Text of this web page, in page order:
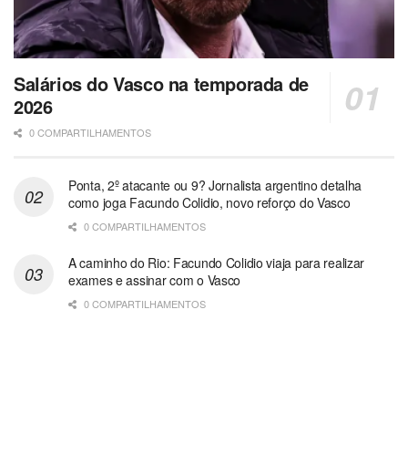
Salários do Vasco na temporada de
2026
0 COMPARTILHAMENTOS
Ponta, 2º atacante ou 9? Jornalista argentino detalha
como joga Facundo Colidio, novo reforço do Vasco
0 COMPARTILHAMENTOS
A caminho do Rio: Facundo Colidio viaja para realizar
exames e assinar com o Vasco
0 COMPARTILHAMENTOS